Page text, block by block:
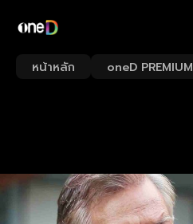
หน้าหลัก oneD PREMIUM